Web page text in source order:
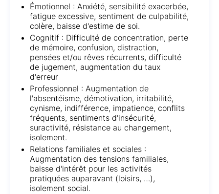
Émotionnel : Anxiété, sensibilité exacerbée,
fatigue excessive, sentiment de culpabilité,
colère, baisse d'estime de soi.
Cognitif : Difficulté de concentration, perte
de mémoire, confusion, distraction,
pensées et/ou rêves récurrents, difficulté
de jugement, augmentation du taux
d'erreur
Professionnel : Augmentation de
l'absentéisme, démotivation, irritabilité,
cynisme, indifférence, impatience, conflits
fréquents, sentiments d'insécurité,
suractivité, résistance au changement,
isolement.
Relations familiales et sociales :
Augmentation des tensions familiales,
baisse d'intérêt pour les activités
pratiquées auparavant (loisirs, …),
isolement social.